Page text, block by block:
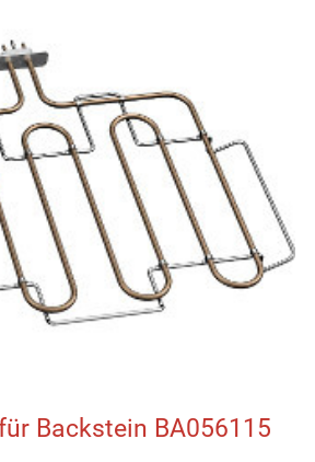
Backstein BA056115